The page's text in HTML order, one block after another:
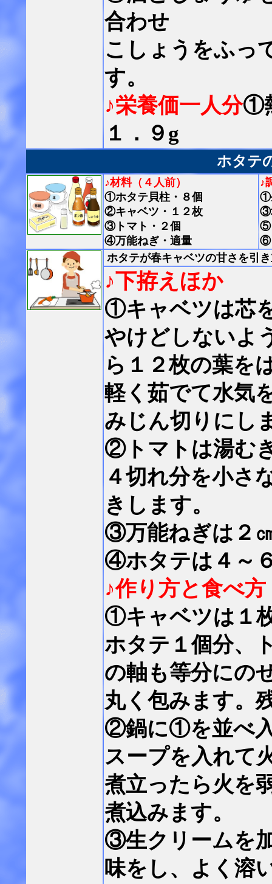
合わせ
こしょうをふっ
す。
♪栄養価一人分①
１．９g
ホタテ
♪材料（４人前）
①ホタテ貝柱・８個
②キャベツ・１２枚
③トマト・２個
④万能ねぎ・適量
♪
①
③
⑤
⑥
ホタテが春キャベツの甘さを引
♪下拵えほか
①キャベツは芯
やけどしないよ
ら１２枚の葉を
軽く茹でて水気
みじん切りにし
②トマトは湯む
４切れ分を小さ
きします。
③万能ねぎは２
④ホタテは４～
♪作り方と食べ方
①キャベツは１
ホタテ１個分、
の軸も等分にの
丸く包みます。
②鍋に①を並べ
スープを入れて
煮立ったら火を
煮込みます。
③生クリームを
味をし、よく溶